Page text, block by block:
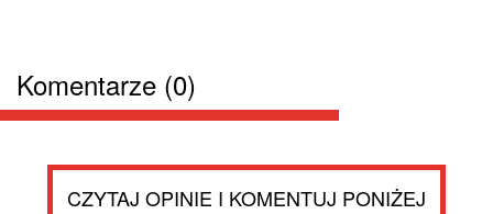
Komentarze (0)
CZYTAJ OPINIE I KOMENTUJ PONIŻEJ